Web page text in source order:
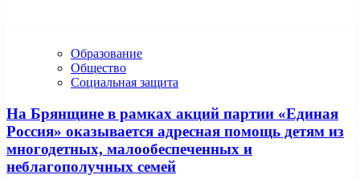
Образование
Общество
Социальная защита
На Брянщине в рамках акций партии «Единая
Россия» оказывается адресная помощь детям из
многодетных, малообеспеченных и
неблагополучных семей